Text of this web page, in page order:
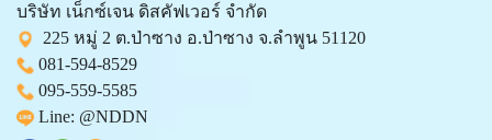
บริษัท เน็กซ์เจน ดิสคัฟเวอร์ จำกัด
225 หมู่ 2 ต.ป่าซาง อ.ป่าซาง จ.ลำพูน 51120
081-594-8529
095-559-5585
Line: @NDDN